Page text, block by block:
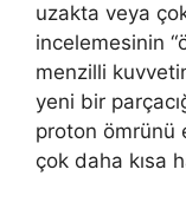
uzakta veya
incelemesinin
menzilli
yeni bir
proton ömrünü
çok daha kısa